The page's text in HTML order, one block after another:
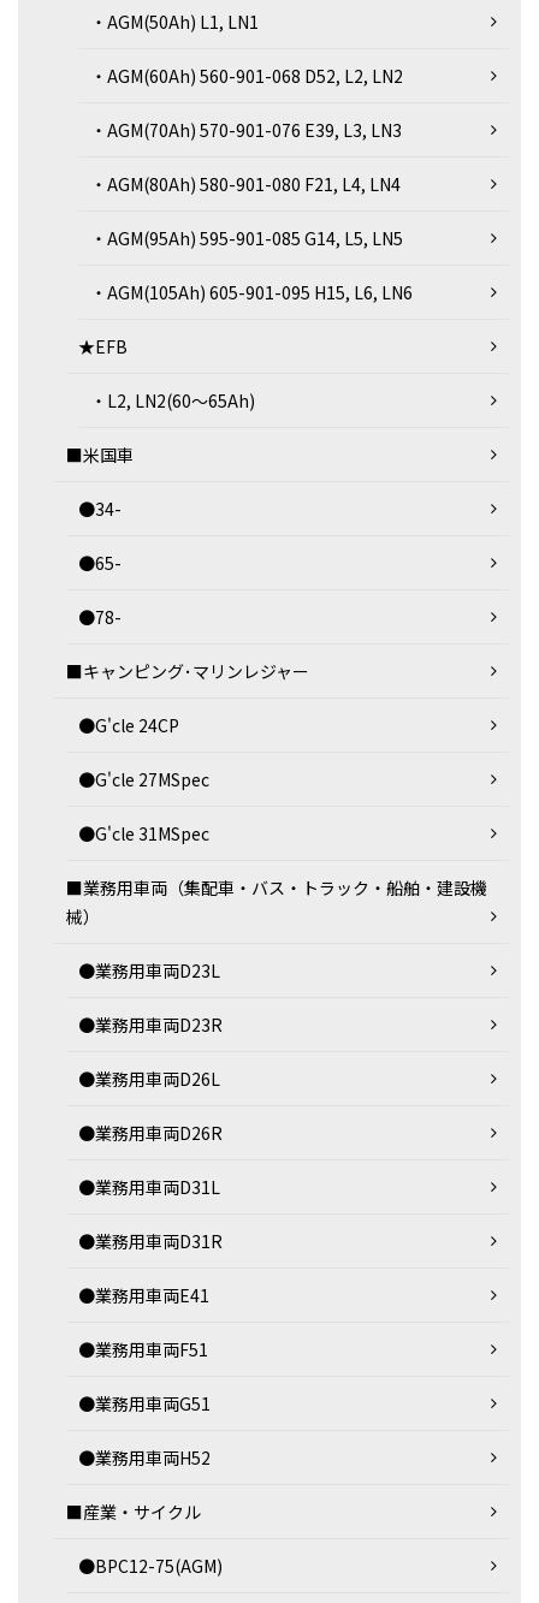
・AGM(50Ah) L1, LN1
・AGM(60Ah) 560-901-068 D52, L2, LN2
・AGM(70Ah) 570-901-076 E39, L3, LN3
・AGM(80Ah) 580-901-080 F21, L4, LN4
・AGM(95Ah) 595-901-085 G14, L5, LN5
・AGM(105Ah) 605-901-095 H15, L6, LN6
★EFB
・L2, LN2(60～65Ah)
■米国車
●34-
●65-
●78-
■キャンピング･マリンレジャー
●G'cle 24CP
●G'cle 27MSpec
●G'cle 31MSpec
■業務用車両（集配車・バス・トラック・船舶・建設機
械）
●業務用車両D23L
●業務用車両D23R
●業務用車両D26L
●業務用車両D26R
●業務用車両D31L
●業務用車両D31R
●業務用車両E41
●業務用車両F51
●業務用車両G51
●業務用車両H52
■産業・サイクル
●BPC12-75(AGM)